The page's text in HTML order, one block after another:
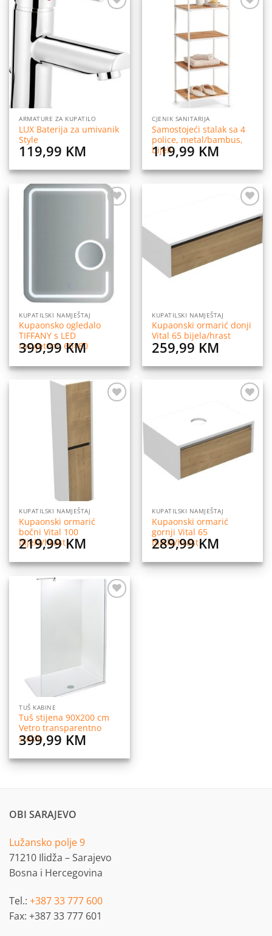
ARMATURE ZA KUPATILO
LUX Baterija za umivanik
Style
119,99 KM
CJENIK SANITARIJA
Samostojeći stalak sa 4
police, metal/bambus,
bijeli
119,99 KM
želja
KUPATILSKI NAMJEŠTAJ
Kupaonsko ogledalo
TIFFANY s LED
rasvjetom, 60×80
399,99KM
Dodaj
na
KUPATILSKI NAMJEŠTAJ
Kupaonski ormarić donji
Vital 65 bijela/hrast
259,99 KM
KUPATILSKI NAMJEŠTAJ
Kupaonski ormarić
bočni Vital 100
bijela/hrast
219,99KM
listu
KUPATILSKI NAMJEŠTAJ
Kupaonski ormarić
gornji Vital 65
bijela/hrast
289,99KM
TUŠ KABINE
Tuš stijena 90X200 cm
Vetro transparentno
staklo
399,99 KM
OBI SARAJEVO
Lužansko polje 9
71210 Ilidža – Sarajevo
Bosna i Hercegovina
Tel.: +387 33 777 600
Fax: +387 33 777 601